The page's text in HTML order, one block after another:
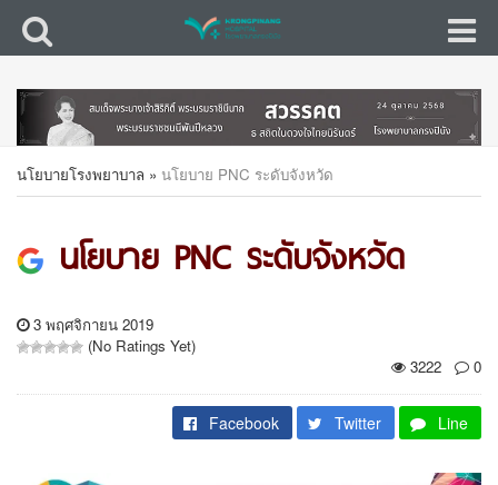
นโยบายโรงพยาบาล » นโยบาย PNC ระดับจังหวัด
นโยบาย PNC ระดับจังหวัด
3 พฤศจิกายน 2019
(No Ratings Yet)
3222
0
Facebook Twitter Line